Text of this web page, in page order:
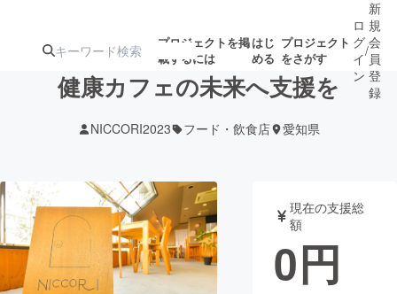
プロジェクトを掲
載するには
はじ
める
プロジェクト
をさがす
アート・写真
テクノロジー・ガジェット ゲーム・サ
ロ
グ
イ
ン
/
新
規
会
員
登
録
健康カフェの未来へ支援を
NICCORI2023 フード・飲食店 愛知県
現在の支援総
額
0円